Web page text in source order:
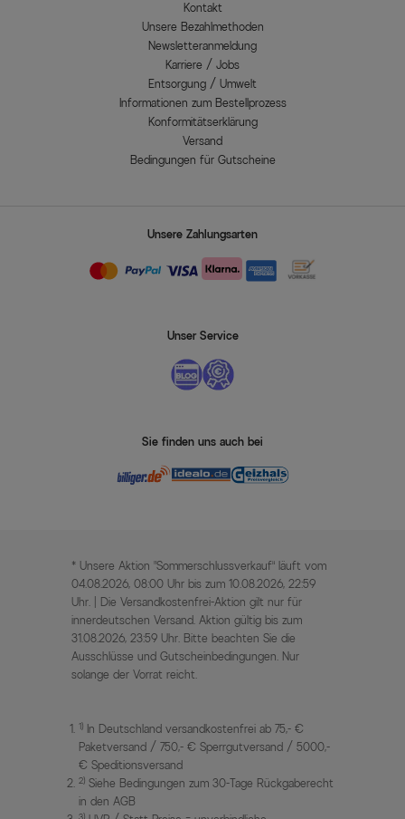
Kontakt
Unsere Bezahlmethoden
Newsletteranmeldung
Karriere / Jobs
Entsorgung / Umwelt
Informationen zum Bestellprozess
Konformitätserklärung
Versand
Bedingungen für Gutscheine
Unsere Zahlungsarten
Unser Service
Sie finden uns auch bei
* Unsere Aktion „Sommerschlussverkauf“ läuft vom
04.08.2026, 08:00 Uhr bis zum 10.08.2026, 22:59
Uhr. | Die Versandkostenfrei-Aktion gilt nur für
innerdeutschen Versand. Aktion gültig bis zum
31.08.2026, 23:59 Uhr. Bitte beachten Sie die
Ausschlüsse und Gutscheinbedingungen. Nur
solange der Vorrat reicht.
1) In Deutschland versandkostenfrei ab 75,- €
Paketversand / 750,- € Sperrgutversand / 5000,-
€ Speditionsversand
2) Siehe Bedingungen zum 30-Tage Rückgaberecht
in den AGB
3)